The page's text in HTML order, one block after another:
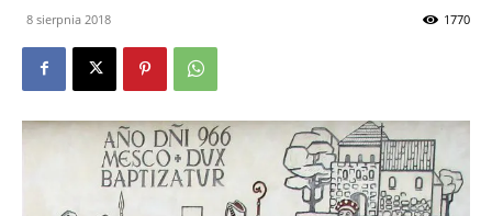
8 sierpnia 2018 1770